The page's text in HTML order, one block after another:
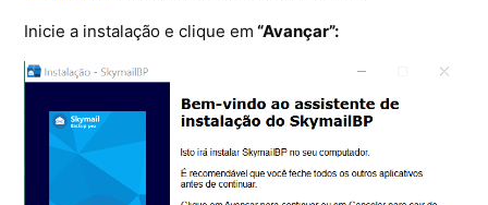
Skybox
Ferramentas
Inicie a instalação e clique em “Avançar”: